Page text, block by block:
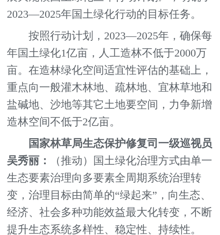
2023—2025年国土绿化行动的目标任务。
按照行动计划，2023—2025年，确保每
年国土绿化1亿亩，人工造林不低于2000万
亩。在造林绿化空间适宜性评估的基础上，
重点向一般灌木林地、疏林地、宜林草地和
盐碱地、沙地等其它土地要空间，力争新增
造林空间不低于2亿亩。
国家林草局生态保护修复司一级巡视员
吴秀丽：
（推动）国土绿化治理方式由单一
生态要素治理向多要素全周期系统治理转
变，治理目标由简单的“绿起来”，向生态、
经济、社会多种功能效益最大化转变，不断
提升生态系统多样性、稳定性、持续性。